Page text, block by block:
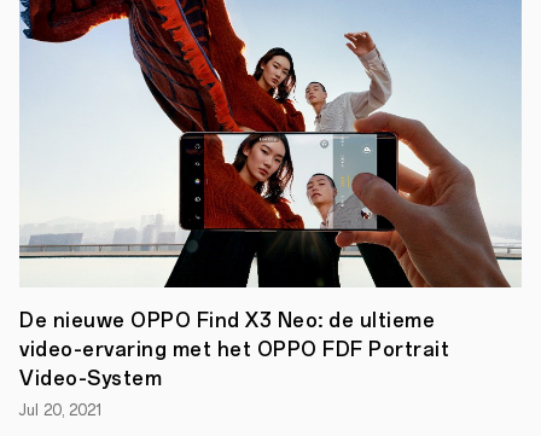
kleur,
het
materiaal,
de
afwerking
en
de
vorm
–
een
fenomenaal
ontwerp
staat
om
een
De nieuwe OPPO Find X3 Neo: de ultieme
video-ervaring met het OPPO FDF Portrait
Video-System
Jul 20, 2021